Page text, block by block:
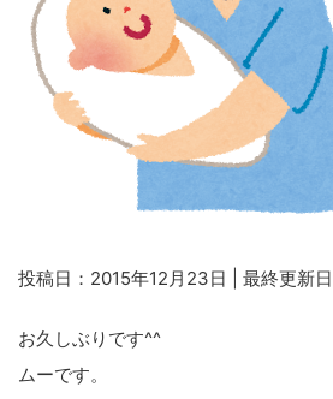
投稿日：2015年12月23日 | 最終更新
お久しぶりです^^
ムーです。